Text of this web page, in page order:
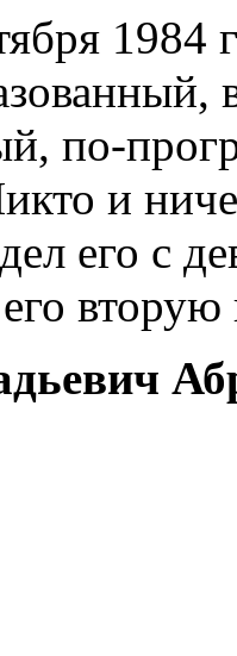
1984
по-
и
его с